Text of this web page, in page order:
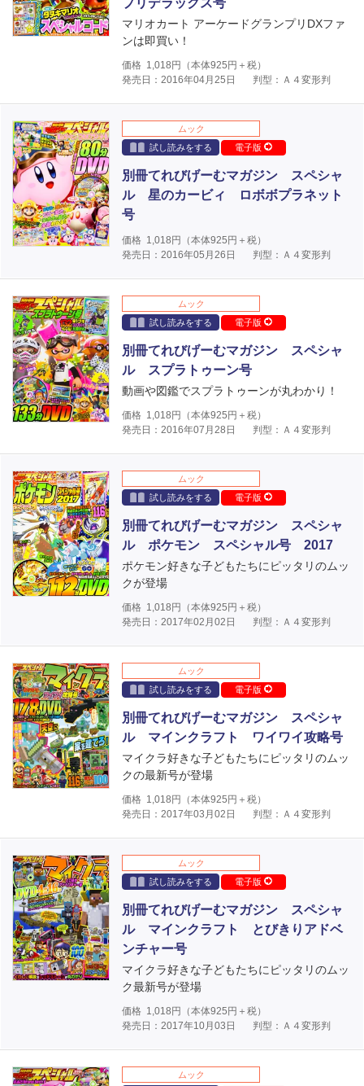
プリデラックス号
マリオカート アーケードグランプリDXファ
ンは即買い！
価格 1,018 円（本体925 円＋税）
発売日：2016年04月25日
判型：Ａ４変形判
ムック
試し読みをする
電子版
別冊てれびげーむマガジン スペシャ
ル 星のカービィ ロボボプラネット
号
価格 1,018円（本体925円＋税）
発売日：2016年05月26日
判型：Ａ４変形判
ムック
試し読みをする
電子版
別冊てれびげーむマガジン スペシャ
ル スプラトゥーン号
動画や図鑑でスプラトゥーンが丸わかり！
価格 1,018 円（本体925 円＋税）
発売日：2016年07月28日
判型：Ａ４変形判
ムック
試し読みをする
電子版
別冊てれびげーむマガジン スペシャ
ル ポケモン スペシャル号 2017
ポケモン好きな子どもたちにピッタリのムッ
クが登場
価格 1,018 円（本体925 円＋税）
発売日：2017年02月02日
判型：Ａ４変形判
ムック
試し読みをする
電子版
別冊てれびげーむマガジン スペシャ
ル マインクラフト ワイワイ攻略号
マイクラ好きな子どもたちにピッタリのムッ
クの最新号が登場
価格 1,018 円（本体925 円＋税）
発売日：2017年03月02日
判型：Ａ４変形判
ムック
試し読みをする
電子版
別冊てれびげーむマガジン スペシャ
ル マインクラフト とびきりアドベ
ンチャー号
マイクラ好きな子どもたちにピッタリのムッ
ク最新号が登場
価格 1,018 円（本体925 円＋税）
発売日：2017年10月03日
判型：Ａ４変形判
ムック